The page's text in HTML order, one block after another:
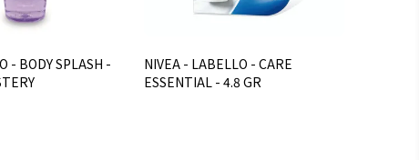
- BODY SPLASH -
NIVEA - LABELLO - CARE
ESSENTIAL - 4.8 GR